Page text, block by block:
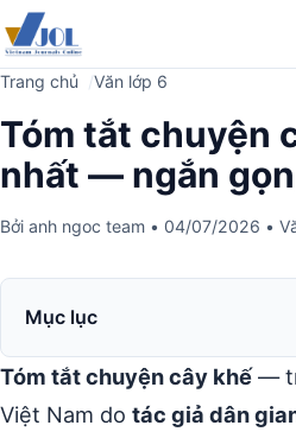
Trang chủ Văn lớp 6
Tóm tắt chuyện
nhất — ngắn
Bởi anh ngoc team • 04/07/2026 •
Mục lục
Tóm tắt chuyện cây khế—
Việt Nam do tác giả dân